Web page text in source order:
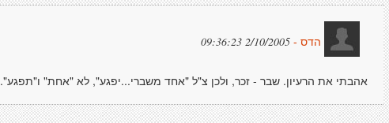
הדס - 2/10/2005 09:36:23
אהבתי את הרעיון. שבר - זכר, ולכן צ"ל "אחד משברי...יפגע", לא "אחת" ו"תפגע".